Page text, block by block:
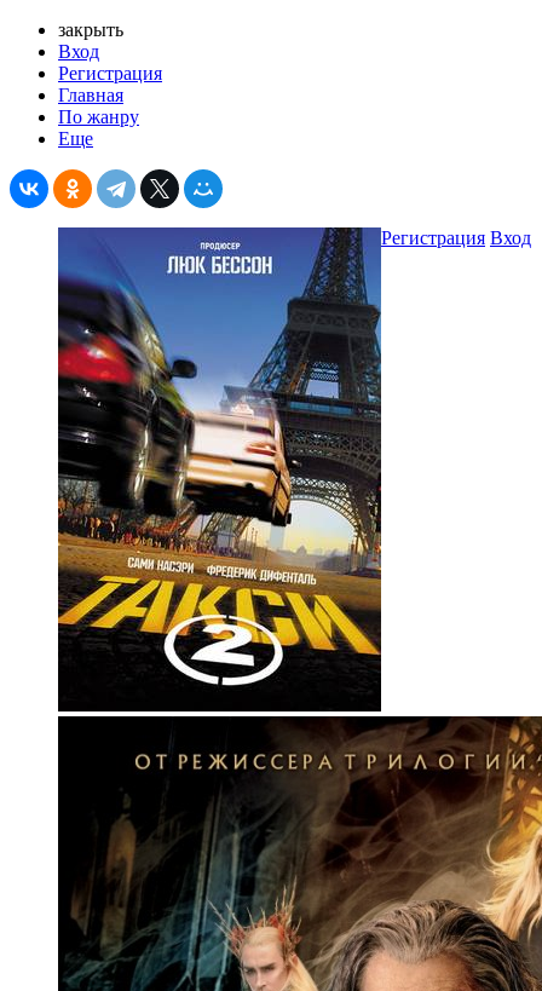
закрыть
Вход
Регистрация
Главная
По жанру
Еще
Регистрация Вход